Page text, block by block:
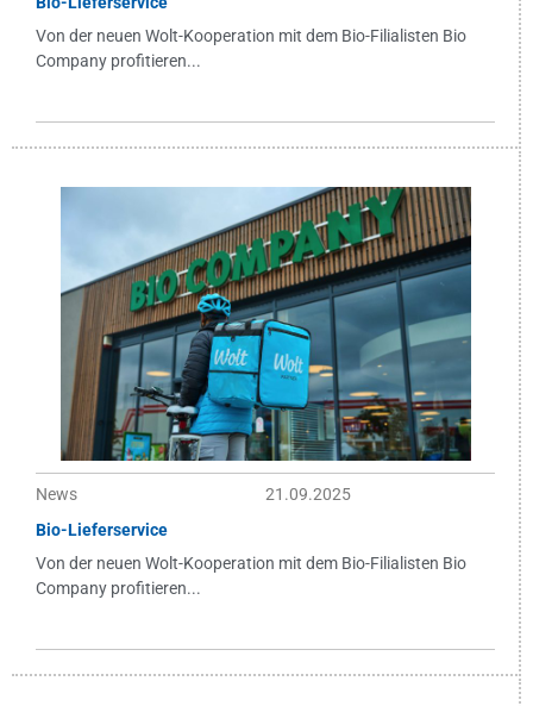
Von der neuen Wolt-Kooperation mit dem Bio-Filialisten Bio
Company profitieren...
News
21.09.2025
Bio-Lieferservice
Von der neuen Wolt-Kooperation mit dem Bio-Filialisten Bio
Company profitieren...